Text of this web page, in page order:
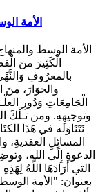
الأمة
الأمة الوسط
الْكَثِيرَ منَ
بالمعرُوفِ
والحوَارَ،
الْجَامِعَاتِ وَدُورِ
وتوجيهِهِ. ومن تـلْكَ
نَتَنَاوَله في هَذَا
المسائِلِ العقديةِ،
الدعوةِ إِلَى الله،
التي أرَادَهَا اللَّهُ
بعنوان: "الأمة